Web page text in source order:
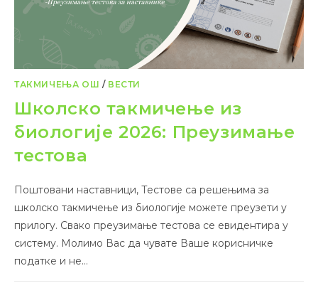
ТАКМИЧЕЊА ОШ / ВЕСТИ
Школско такмичење из
биологије 2026: Преузимање
тестова
Поштовани наставници, Тестове са решењима за
школско такмичење из биологије можете преузети у
прилогу. Свако преузимање тестова се евидентира у
систему. Молимо Вас да чувате Ваше корисничке
податке и не…